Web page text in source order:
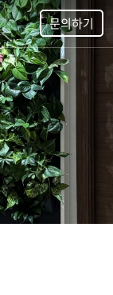
문의하기